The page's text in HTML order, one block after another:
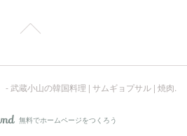
- 武蔵小山の韓国料理 | サムギョプサル | 焼肉
AmebaOwnd
無料でホームページをつくろう